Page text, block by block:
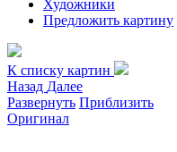
Художники
Предложить картину
К списку картин
Назад Далее
Развернуть Приблизить
Оригинал